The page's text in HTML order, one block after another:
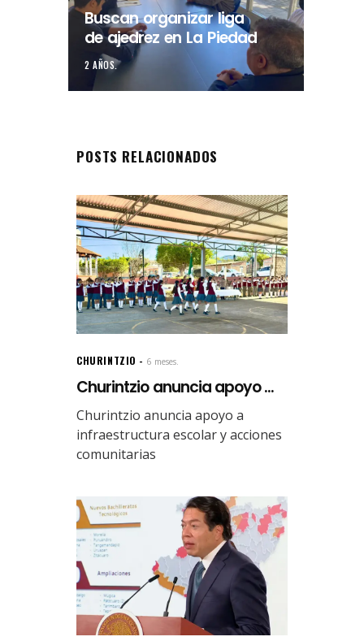
Buscan organizar liga
de ajedrez en La Piedad
2 AÑOS.
POSTS RELACIONADOS
CHURINTZIO 6 meses.
Churintzio anuncia apoyo ...
Churintzio anuncia apoyo a
infraestructura escolar y acciones
comunitarias